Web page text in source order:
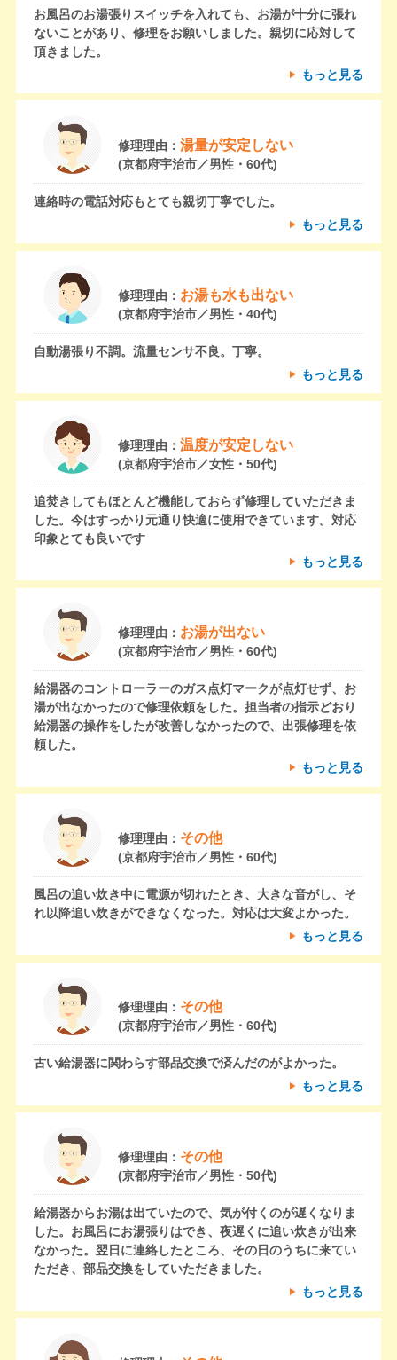
お風呂のお湯張りスイッチを入れても、お湯が十分に張れ
ないことがあり、修理をお願いしました。親切に応対して
頂きました。
もっと見る
修理理由： 湯量が安定しない
(京都府宇治市／男性・60代)
連絡時の電話対応もとても親切丁寧でした。
もっと見る
修理理由： お湯も水も出ない
(京都府宇治市／男性・40代)
自動湯張り不調。流量センサ不良。丁寧。
もっと見る
修理理由： 温度が安定しない
(京都府宇治市／女性・50代)
追焚きしてもほとんど機能しておらず修理していただきま
した。今はすっかり元通り快適に使用できています。対応
印象とても良いです
もっと見る
修理理由： お湯が出ない
(京都府宇治市／男性・60代)
給湯器のコントローラーのガス点灯マークが点灯せず、お
湯が出なかったので修理依頼をした。担当者の指示どおり
給湯器の操作をしたが改善しなかったので、出張修理を依
頼した。
もっと見る
修理理由： その他
(京都府宇治市／男性・60代)
風呂の追い炊き中に電源が切れたとき、大きな音がし、そ
れ以降追い炊きができなくなった。対応は大変よかった。
もっと見る
修理理由： その他
(京都府宇治市／男性・60代)
古い給湯器に関わらす部品交換で済んだのがよかった。
もっと見る
修理理由： その他
(京都府宇治市／男性・50代)
給湯器からお湯は出ていたので、気が付くのが遅くなりま
した。お風呂にお湯張りはでき、夜遅くに追い炊きが出来
なかった。翌日に連絡したところ、その日のうちに来てい
ただき、部品交換をしていただきました。
もっと見る